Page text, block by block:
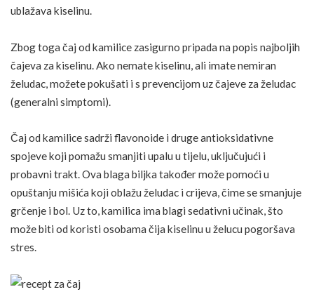
ublažava kiselinu.
Zbog toga čaj od kamilice zasigurno pripada na popis najboljih
čajeva za kiselinu. Ako nemate kiselinu, ali imate nemiran
želudac, možete pokušati i s prevencijom uzčajeve za želudac
(generalni simptomi).
Čaj od kamilice sadrži flavonoide i druge antioksidativne
spojeve koji pomažu smanjiti upalu u tijelu, uključujući i
probavni trakt. Ova blaga biljka također može pomoći u
opuštanju mišića koji oblažu želudac i crijeva, čime se smanjuje
grčenje i bol. Uz to, kamilica ima blagi sedativni učinak, što
može biti od koristi osobama čija kiselinu u želucu pogoršava
stres.